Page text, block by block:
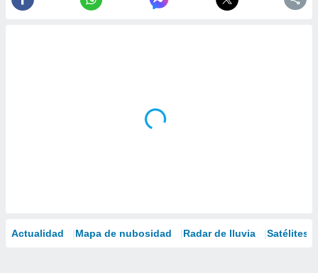
Actualidad Mapa de nubosidad Radar de lluvia Satélites